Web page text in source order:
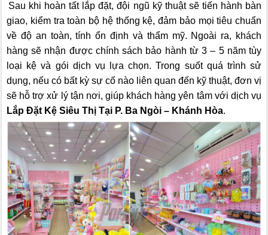
Sau khi hoàn tất lắp đặt, đội ngũ kỹ thuật sẽ tiến hành bàn
giao, kiểm tra toàn bộ hệ thống kệ, đảm bảo mọi tiêu chuẩn
về độ an toàn, tính ổn định và thẩm mỹ. Ngoài ra, khách
hàng sẽ nhận được chính sách bảo hành từ 3 – 5 năm tùy
loại kệ và gói dịch vụ lựa chọn. Trong suốt quá trình sử
dụng, nếu có bất kỳ sự cố nào liên quan đến kỹ thuật, đơn vị
sẽ hỗ trợ xử lý tận nơi, giúp khách hàng yên tâm với dịch vụ
Lắp Đặt Kệ Siêu Thị Tại P. Ba Ngòi – Khánh Hòa.